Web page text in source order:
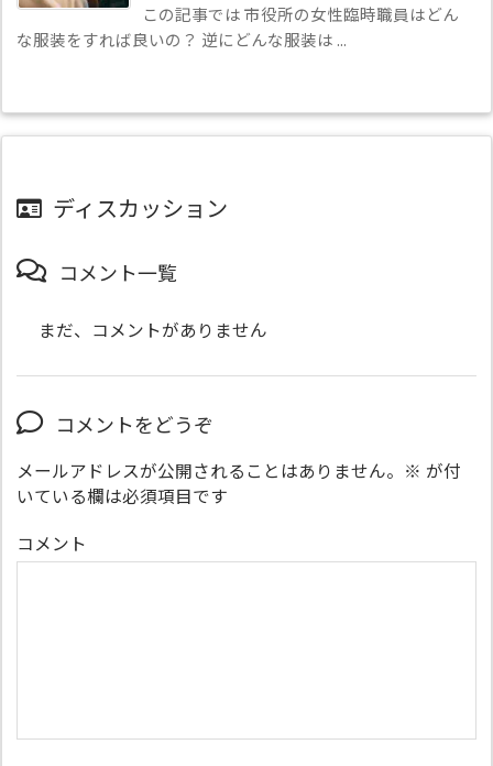
この記事では 市役所の女性臨時職員はどん
な服装をすれば良いの？ 逆にどんな服装は ...
ディスカッション
コメント一覧
まだ、コメントがありません
コメントをどうぞ
メールアドレスが公開されることはありません。 ※ が付
いている欄は必須項目です
コメント